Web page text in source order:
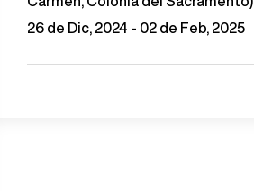
26 de Dic, 2024 - 02 de Feb, 2025